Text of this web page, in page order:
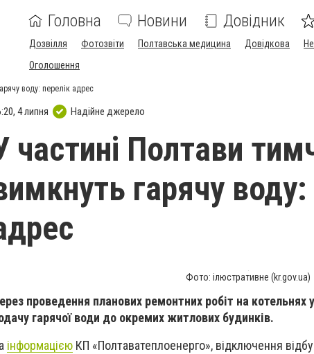
Головна Новини Довідник
Дозвілля Фотозвіти Полтавська медицина Довідкова
Оголошення
воду: перелік адрес
4 липня Надійне джерело
частині Полтави
гарячу воду:
Фото: ілюстративне (kr.gov.ua)
проведення планових ремонтних робіт на котельнях
гарячої води до окремих житлових будинків.
інформацією КП «Полтаватеплоенерго», відключення